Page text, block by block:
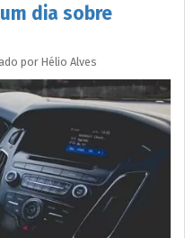
dia sobre
porHélio Alves